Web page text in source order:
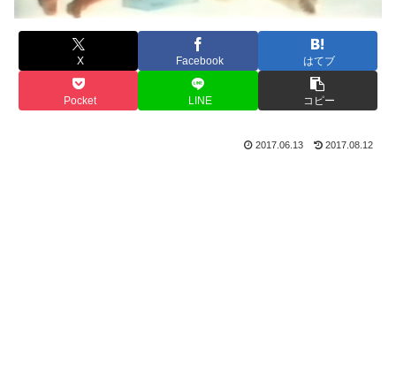
X Facebook はてブ
Pocket LINE コピー
2017.06.13 2017.08.12